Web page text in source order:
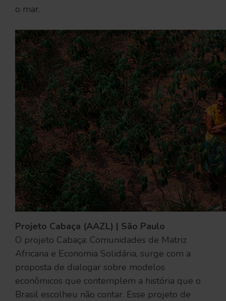
o mar.
Projeto Cabaça (AAZL) | São Paulo
O projeto Cabaça: Comunidades de Matriz
Africana e Economia Solidária, surge com a
proposta de dialogar sobre modelos
econômicos que contemplem a história que o
Brasil escolheu não contar. Esse projeto de